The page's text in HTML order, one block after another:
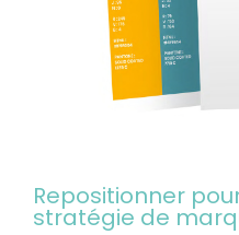
Repositionner
stratégie de